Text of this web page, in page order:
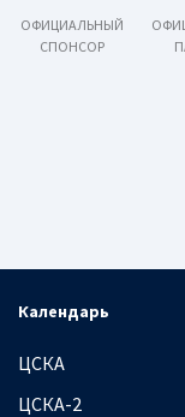
ОФИЦИАЛЬНЫЙ
СПОНСОР
Календарь
ЦСКА
ЦСКА-2